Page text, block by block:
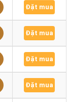
Đặt mua
Đặt mua
Đặt mua
Đặt mua